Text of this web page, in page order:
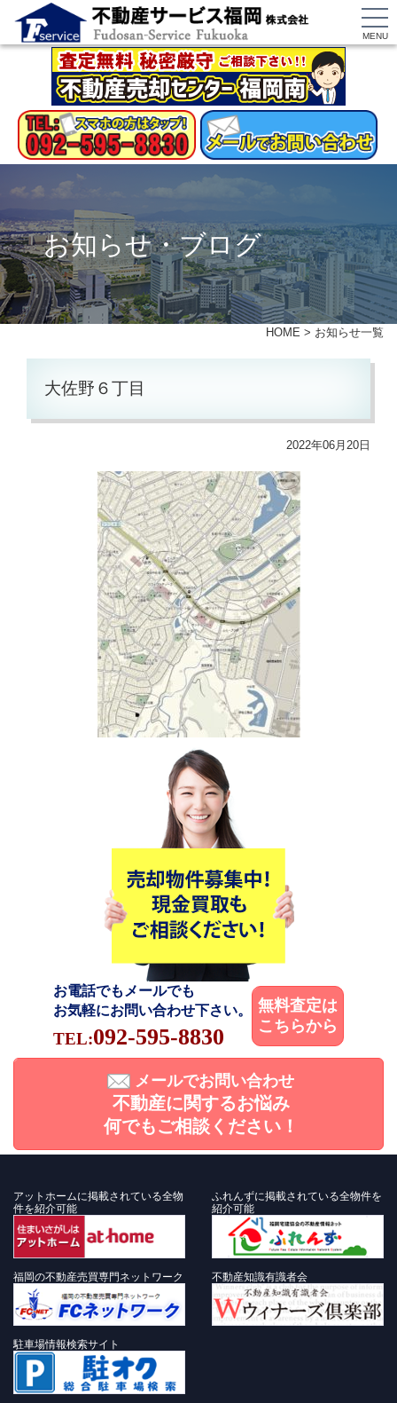
MENU
お知らせ・ブログ
HOME > お知らせ一覧
大佐野６丁目
2022年06月20日
お電話でもメールでも
お気軽にお問い合わせ下さい。
TEL:092-595-8830
無料査定は
こちらから
メールでお問い合わせ
不動産に関するお悩み
何でもご相談ください！
アットホームに掲載されている全物
件を紹介可能
ふれんずに掲載されている全物件を
紹介可能
福岡の不動産売買専門ネットワーク 不動産知識有識者会
駐車場情報検索サイト